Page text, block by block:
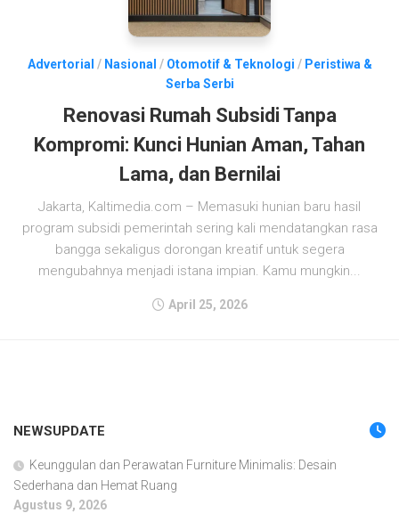
Advertorial / Nasional / Otomotif & Teknologi / Peristiwa &
Serba Serbi
Renovasi Rumah Subsidi Tanpa
Kompromi: Kunci Hunian Aman, Tahan
Lama, dan Bernilai
Jakarta, Kaltimedia.com – Memasuki hunian baru hasil
program subsidi pemerintah sering kali mendatangkan rasa
bangga sekaligus dorongan kreatif untuk segera
mengubahnya menjadi istana impian. Kamu mungkin...
April 25, 2026
NEWSUPDATE
Keunggulan dan Perawatan Furniture Minimalis: Desain
Sederhana dan Hemat Ruang
Agustus 9, 2026